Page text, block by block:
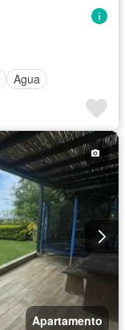
Agua
Apartamento